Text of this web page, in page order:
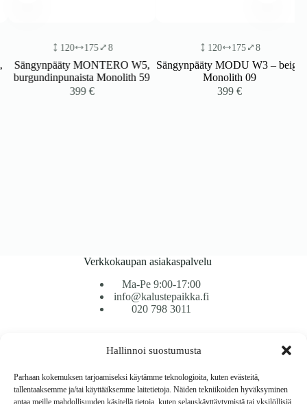
Hallinnoi suostumusta
Parhaan kokemuksen tarjoamiseksi käytämme teknologioita, kuten evästeitä,
tallentaaksemme ja/tai käyttääksemme laitetietoja. Näiden tekniikoiden hyväksyminen
antaa meille mahdollisuuden käsitellä tietoja, kuten selauskäyttäytymistä tai yksilöllisiä
120 175 8
Sängynpääty MONTERO W5,
burgundinpunaista Monolith 59
399€
120 175 8
Sängynpääty MODU W3 – beige
Monolith 09
399€
Verkkokaupan asiakaspalvelu
Ma-Pe 9:00-17:00
info@kalustepaikka.fi
020 798 3011
Maksutavat
Vaihto ja palautus
Reklamaatiot